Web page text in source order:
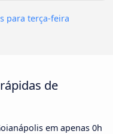
para terça-feira
de
em apenas 0h